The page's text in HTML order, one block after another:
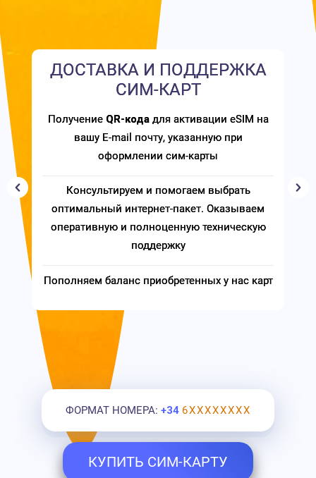
ДОСТАВКА И ПОДДЕРЖКА
СИМ-КАРТ
Получение QR-кодадля активации eSIM на
вашу E-mail почту, указанную при
оформлении сим-карты
Консультируем и помогаем выбрать
оптимальный интернет-пакет. Оказываем
оперативную и полноценную техническую
поддержку
Пополняем баланс приобретенных у нас карт
ФОРМАТ НОМЕРА: +34 6ХХХХХХХХ
КУПИТЬ СИМ-КАРТУ